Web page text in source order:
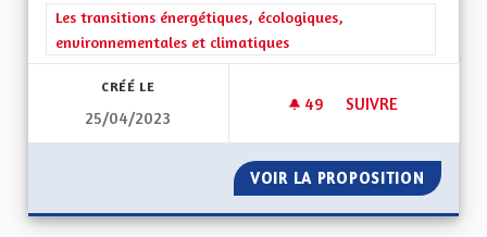
Filtrer les résultats de la catégorie : Les transitions
Les transitions énergétiques, écologiques,
environnementales et climatiques
CRÉÉ LE
25/04/2023
49 49 ABONNÉS
SUIVRE
VOIR LA PROPOSITION